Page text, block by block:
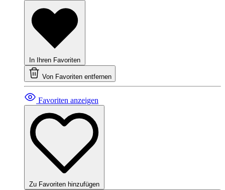
In Ihren Favoriten
Von Favoriten entfernen
Favoriten anzeigen
Zu Favoriten hinzufügen